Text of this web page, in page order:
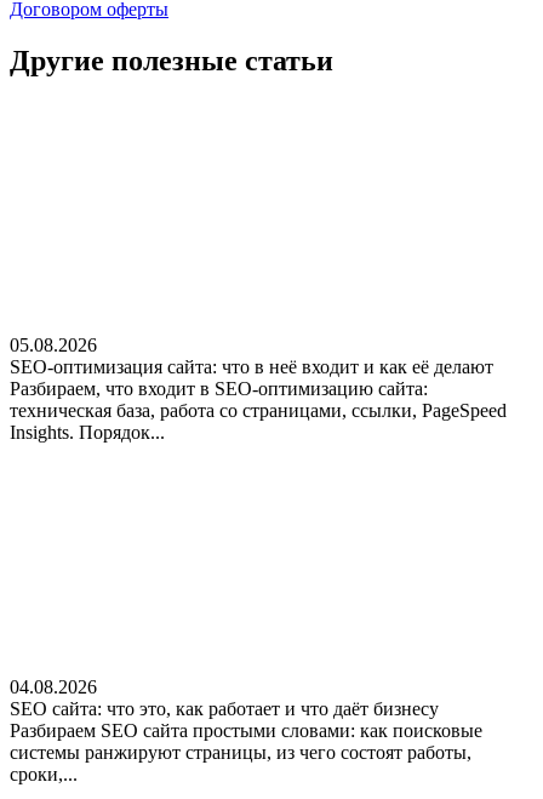
Договором оферты
Другие полезные статьи
05.08.2026
SEO-оптимизация сайта: что в неё входит и как её делают
Разбираем, что входит в SEO-оптимизацию сайта:
техническая база, работа со страницами, ссылки, PageSpeed
Insights. Порядок...
04.08.2026
SEO сайта: что это, как работает и что даёт бизнесу
Разбираем SEO сайта простыми словами: как поисковые
системы ранжируют страницы, из чего состоят работы,
сроки,...